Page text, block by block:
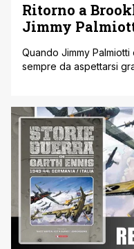
Ritorno a
Jimmy
Quando Jimmy
sempre da aspettarsi
quando gli scrittori si
preso vita a livello